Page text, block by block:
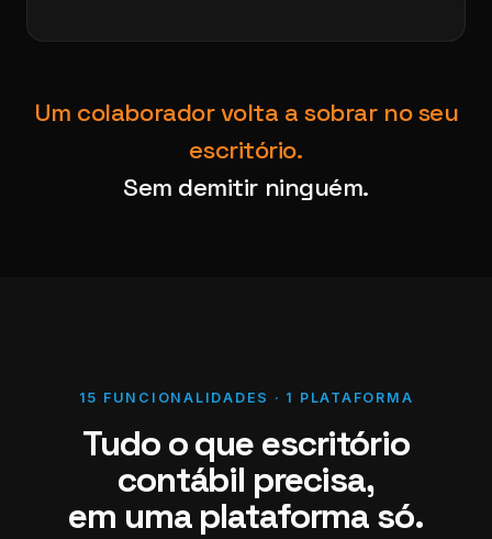
Um colaborador volta a sobrar no seu
escritório.
Sem demitir ninguém.
15 FUNCIONALIDADES · 1 PLATAFORMA
Tudo o que escritório
contábil precisa,
em uma plataforma só.